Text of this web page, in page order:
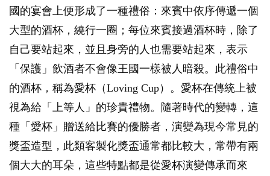
國的宴會上便形成了一種禮俗：來賓中依序傳遞一個
大型的酒杯，繞行一圈；每位來賓接過酒杯時，除了
自己要站起來，並且身旁的人也需要站起來，表示
「保護」飲酒者不會像王國一樣被人暗殺。此禮俗中
的酒杯，稱為愛杯（Loving Cup）。愛杯在傳統上被
視為給「上等人」的珍貴禮物。隨著時代的變轉，這
種「愛杯」贈送給比賽的優勝者，演變為現今常見的
獎盃造型，此類客製化獎盃通常都比較大，常帶有兩
個大大的耳朵，這些特點都是從愛杯演變傳承而來